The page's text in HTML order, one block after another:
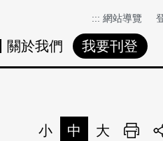
::: 網站導覽
關於我們 我要刊登
小 中 大